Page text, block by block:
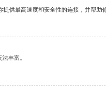
提供最高速度和安全性的连接，并帮助
丰富。